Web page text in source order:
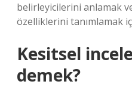
belirleyicilerini anlamak
özelliklerini tanımlamak
Kesitsel
demek?